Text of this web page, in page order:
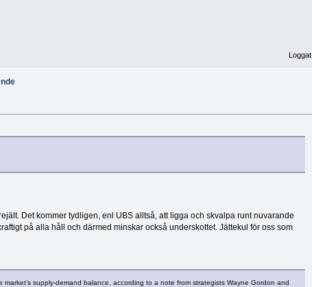
Loggat
Det kommer tydligen, enl UBS alltså, att ligga och skvalpa runt nuvarande
på alla håll och därmed minskar också underskottet. Jättekul för oss som
supply-demand balance, according to a note from strategists Wayne Gordon and